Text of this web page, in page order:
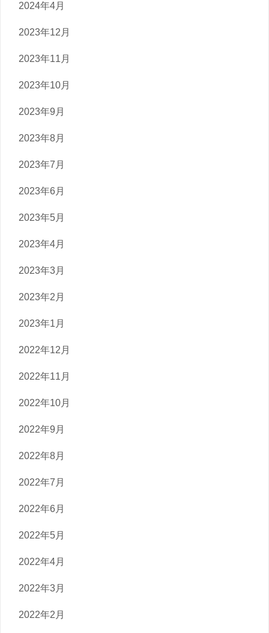
2024年4月
2023年12月
2023年11月
2023年10月
2023年9月
2023年8月
2023年7月
2023年6月
2023年5月
2023年4月
2023年3月
2023年2月
2023年1月
2022年12月
2022年11月
2022年10月
2022年9月
2022年8月
2022年7月
2022年6月
2022年5月
2022年4月
2022年3月
2022年2月